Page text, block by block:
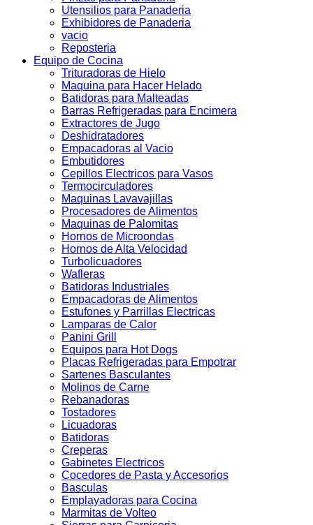
Utensilios para Panaderia
Exhibidores de Panaderia
vacio
Reposteria
Equipo de Cocina
Trituradoras de Hielo
Maquina para Hacer Helado
Batidoras para Malteadas
Barras Refrigeradas para Encimera
Extractores de Jugo
Deshidratadores
Empacadoras al Vacio
Embutidores
Cepillos Electricos para Vasos
Termocirculadores
Maquinas Lavavajillas
Procesadores de Alimentos
Maquinas de Palomitas
Hornos de Microondas
Hornos de Alta Velocidad
Turbolicuadores
Wafleras
Batidoras Industriales
Empacadoras de Alimentos
Estufones y Parrillas Electricas
Lamparas de Calor
Panini Grill
Equipos para Hot Dogs
Placas Refrigeradas para Empotrar
Sartenes Basculantes
Molinos de Carne
Rebanadoras
Tostadores
Licuadoras
Batidoras
Creperas
Gabinetes Electricos
Cocedores de Pasta y Accesorios
Basculas
Emplayadoras para Cocina
Marmitas de Volteo